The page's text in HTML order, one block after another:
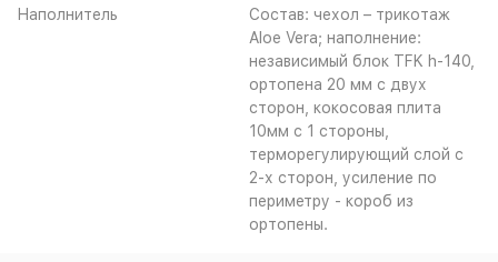
Наполнитель
Состав: чехол – трикотаж
Aloe Vera; наполнение:
независимый блок TFK h-140,
ортопена 20 мм с двух
сторон, кокосовая плита
10мм с 1 стороны,
терморегулирующий слой с
2-х сторон, усиление по
периметру - короб из
ортопены.